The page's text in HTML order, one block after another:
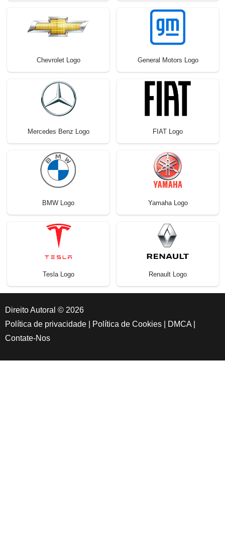
Chevrolet Logo General Motors Logo
Mercedes Benz Logo FIAT Logo
BMW Logo Yamaha Logo
Tesla Logo Renault Logo
Direito Autoral © 2026
Política de privacidade
Política de Cookies DMCA|
Contate-Nos